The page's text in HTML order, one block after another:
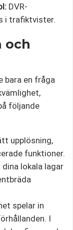
DVR-
i trafiktvister.
och
bara en fråga
följande
upplösning,
funktioner.
lokala lagar
spelar in
I